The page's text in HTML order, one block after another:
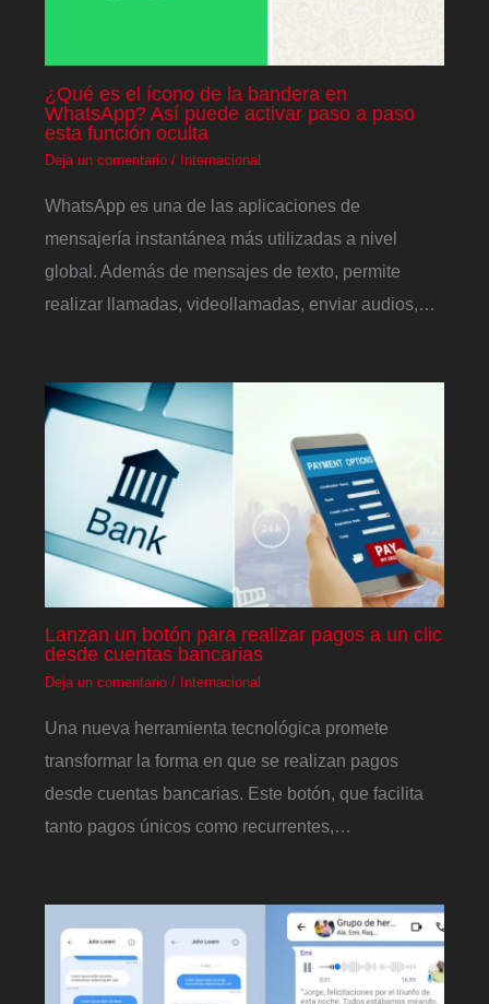
¿Qué es el ícono de la bandera en
WhatsApp? Así puede activar paso a paso
esta función oculta
Deja un comentario / Internacional
WhatsApp es una de las aplicaciones de
mensajería instantánea más utilizadas a nivel
global. Además de mensajes de texto, permite
realizar llamadas, videollamadas, enviar audios,…
Lanzan un botón para realizar pagos a un clic
desde cuentas bancarias
Deja un comentario / Internacional
Una nueva herramienta tecnológica promete
transformar la forma en que se realizan pagos
desde cuentas bancarias. Este botón, que facilita
tanto pagos únicos como recurrentes,…